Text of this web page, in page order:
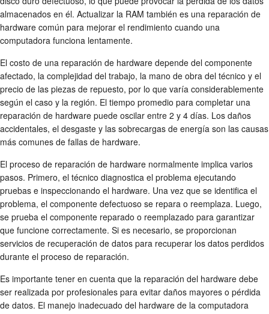
almacenados en él. Actualizar la RAM también es una reparación de
hardware común para mejorar el rendimiento cuando una
computadora funciona lentamente.
El costo de una reparación de hardware depende del componente
afectado, la complejidad del trabajo, la mano de obra del técnico y el
precio de las piezas de repuesto, por lo que varía considerablemente
según el caso y la región. El tiempo promedio para completar una
reparación de hardware puede oscilar entre 2 y 4 días. Los daños
accidentales, el desgaste y las sobrecargas de energía son las causas
más comunes de fallas de hardware.
El proceso de reparación de hardware normalmente implica varios
pasos. Primero, el técnico diagnostica el problema ejecutando
pruebas e inspeccionando el hardware. Una vez que se identifica el
problema, el componente defectuoso se repara o reemplaza. Luego,
se prueba el componente reparado o reemplazado para garantizar
que funcione correctamente. Si es necesario, se proporcionan
servicios de recuperación de datos para recuperar los datos perdidos
durante el proceso de reparación.
Es importante tener en cuenta que la reparación del hardware debe
ser realizada por profesionales para evitar daños mayores o pérdida
de datos. El manejo inadecuado del hardware de la computadora